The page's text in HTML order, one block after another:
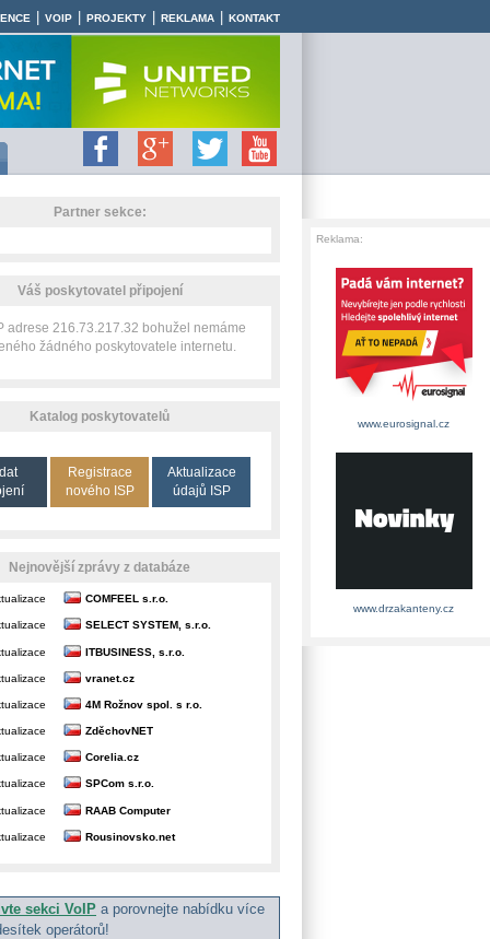
VOIP PROJEKTY REKLAMA KONTAKT
Partner sekce:
Váš poskytovatel připojení
adrese 216.73.217.32 bohužel nemáme
žádného poskytovatele internetu.
Katalog poskytovatelů
Registrace
nového ISP
Aktualizace
údajů ISP
Nejnovější zprávy z databáze
COMFEEL s.r.o.
SELECT SYSTEM, s.r.o.
ITBUSINESS, s.r.o.
vranet.cz
4M Rožnov spol. s r.o.
ZděchovNET
Corelia.cz
SPCom s.r.o.
RAAB Computer
Rousinovsko.net
sekci VoIP a porovnejte nabídku více
operátorů!
Reklama:
www.eurosignal.cz
www.drzakanteny.cz